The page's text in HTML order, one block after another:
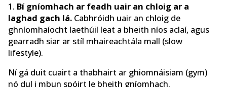
1. Bí gníomhach ar feadh uair an chloig ar a
laghad gach lá. Cabhróidh uair an chloig de
ghníomhaíocht laethúil leat a bheith níos aclaí, agus
gearradh siar ar stíl mhaireachtála mall (slow
lifestyle).
Ní gá duit cuairt a thabhairt ar ghiomnáisiam (gym)
nó dul i mbun spóirt le bheith gníomhach.